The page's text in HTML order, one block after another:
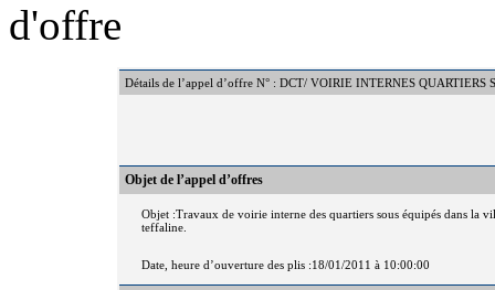
d'offre
Détails de l’appel d’offre N° : DCT/ VOIRIE INTERNES QUARTIERS
Objet de l’appel d’offres
Objet :Travaux de voirie interne des quartiers sous équipés dans
teffaline.
Date, heure d’ouverture des plis :18/01/2011 à 10:00:00